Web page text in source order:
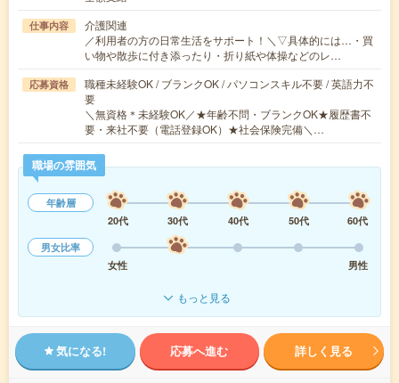
仕事内容
介護関連
／利用者の方の日常生活をサポート！＼▽具体的には…・買
い物や散歩に付き添ったり・折り紙や体操などのレ…
応募資格
職種未経験OK / ブランクOK / パソコンスキル不要 / 英語力不
要
＼無資格＊未経験OK／★年齢不問・ブランクOK★履歴書不
要・来社不要（電話登録OK）★社会保険完備＼…
職場の雰囲気
年齢層
20代
30代 40代 50代
60代
男女比率
女性
男性
もっと見る
気になる! 応募へ進む 詳しく見る